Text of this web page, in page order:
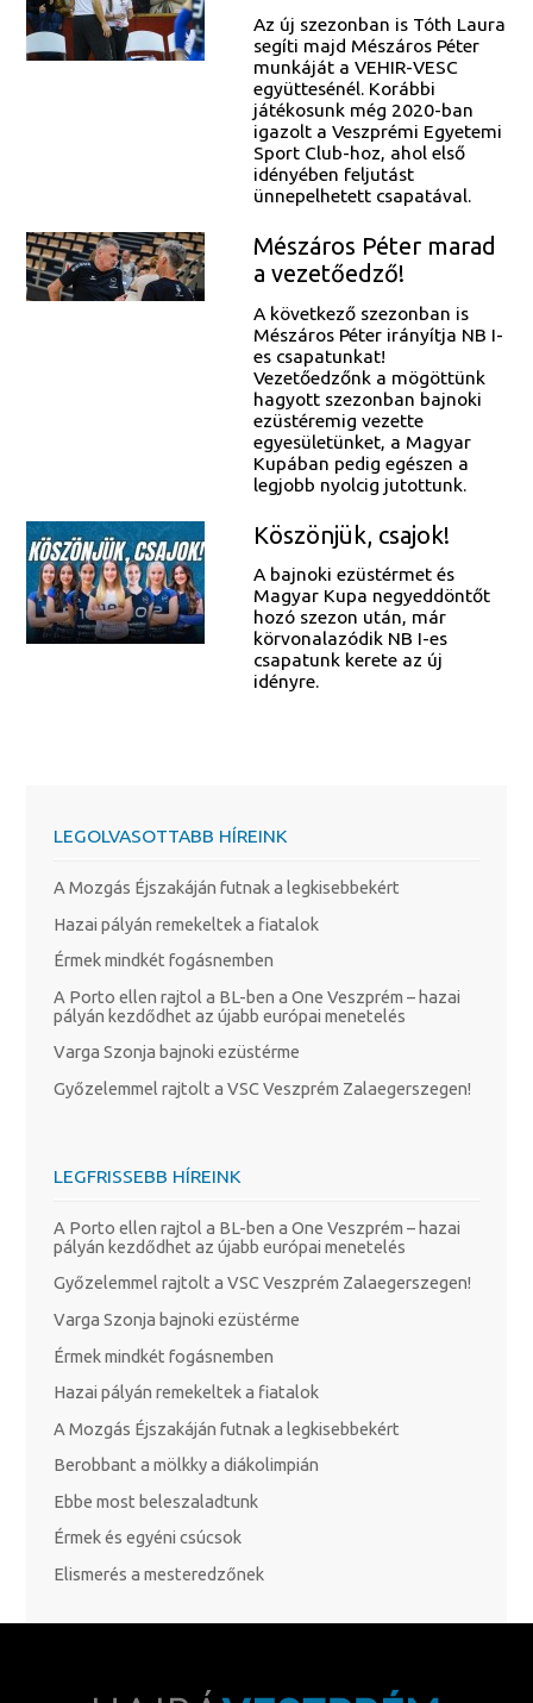
Az új szezonban is Tóth Laura
segíti majd Mészáros Péter
munkáját a VEHIR-VESC
együttesénél. Korábbi
játékosunk még 2020-ban
igazolt a Veszprémi Egyetemi
Sport Club-hoz, ahol első
idényében feljutást
ünnepelhetett csapatával.
Mészáros Péter marad
a vezetőedző!
A következő szezonban is
Mészáros Péter irányítja NB I-
es csapatunkat!
Vezetőedzőnk a mögöttünk
hagyott szezonban bajnoki
ezüstéremig vezette
egyesületünket, a Magyar
Kupában pedig egészen a
legjobb nyolcig jutottunk.
Köszönjük, csajok!
A bajnoki ezüstérmet és
Magyar Kupa negyeddöntőt
hozó szezon után, már
körvonalazódik NB I-es
csapatunk kerete az új
idényre.
LEGOLVASOTTABB HÍREINK
A Mozgás Éjszakáján futnak a legkisebbekért
Hazai pályán remekeltek a fiatalok
Érmek mindkét fogásnemben
A Porto ellen rajtol a BL-ben a One Veszprém – hazai
pályán kezdődhet az újabb európai menetelés
Varga Szonja bajnoki ezüstérme
Győzelemmel rajtolt a VSC Veszprém Zalaegerszegen!
LEGFRISSEBB HÍREINK
A Porto ellen rajtol a BL-ben a One Veszprém – hazai
pályán kezdődhet az újabb európai menetelés
Győzelemmel rajtolt a VSC Veszprém Zalaegerszegen!
Varga Szonja bajnoki ezüstérme
Érmek mindkét fogásnemben
Hazai pályán remekeltek a fiatalok
A Mozgás Éjszakáján futnak a legkisebbekért
Berobbant a mölkky a diákolimpián
Ebbe most beleszaladtunk
Érmek és egyéni csúcsok
Elismerés a mesteredzőnek